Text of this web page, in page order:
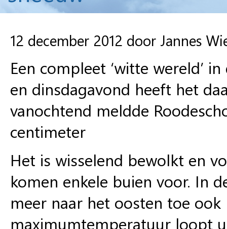
12 december 2012 door Jannes
Een compleet ‘witte wereld’
en dinsdagavond heeft het
vanochtend meldde
centimeter
Het is wisselend bewolkt en
komen enkele buien voor. In
meer naar het oosten toe
maximumtemperatuur loopt